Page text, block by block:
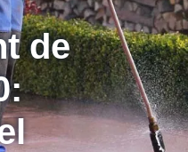
de